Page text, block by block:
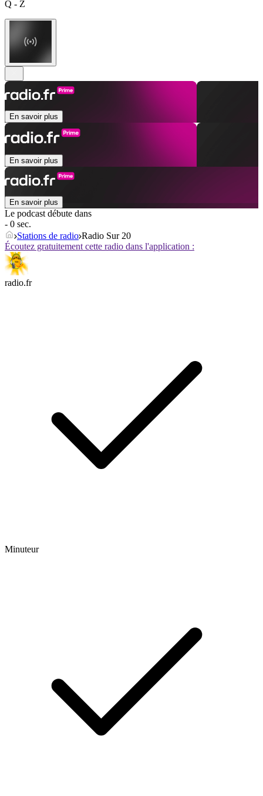
Q - Z
En savoir plus
En savoir plus
En savoir plus
Le podcast débute dans
- 0 sec.
Stations de radio Radio Sur 20
Écoutez gratuitement cette radio dans l'application :
radio.fr
Minuteur